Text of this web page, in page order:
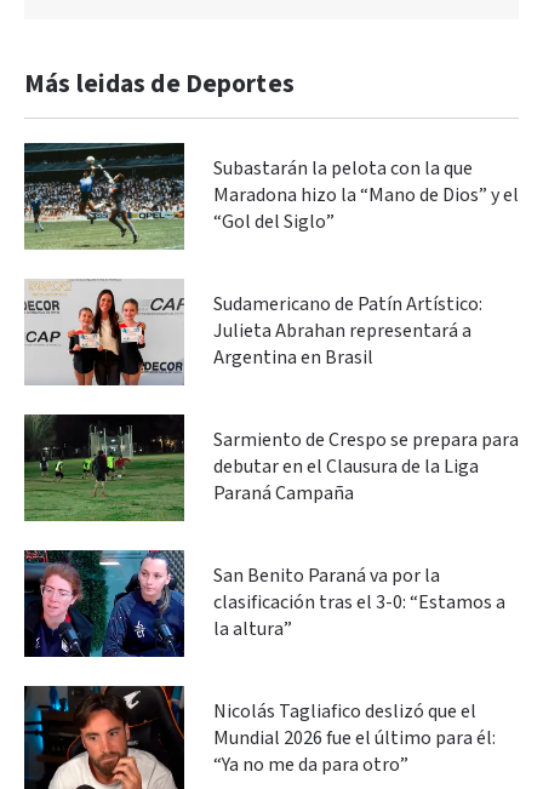
Más leidas de Deportes
Subastarán la pelota con la que
Maradona hizo la “Mano de Dios” y el
“Gol del Siglo”
Sudamericano de Patín Artístico:
Julieta Abrahan representará a
Argentina en Brasil
Sarmiento de Crespo se prepara para
debutar en el Clausura de la Liga
Paraná Campaña
San Benito Paraná va por la
clasificación tras el 3-0: “Estamos a
la altura”
Nicolás Tagliafico deslizó que el
Mundial 2026 fue el último para él:
“Ya no me da para otro”